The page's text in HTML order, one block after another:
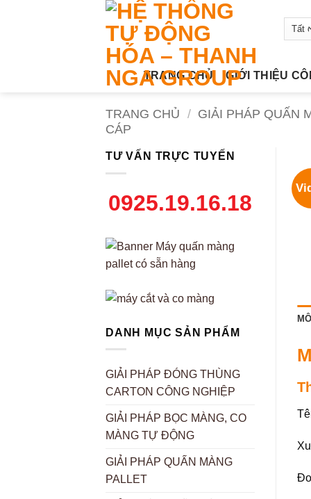
TRANG CHỦ GIỚI THIỆU
TRANG CHỦ / GIẢI PHÁP QUẤN
CÁP
TƯ VẤN TRỰC TUYẾN
0925.19.16.18
DANH MỤC SẢN PHẨM
GIẢI PHÁP ĐÓNG THÙNG
CARTON CÔNG NGHIỆP
GIẢI PHÁP BỌC MÀNG, CO
MÀNG TỰ ĐỘNG
GIẢI PHÁP QUẤN MÀNG
PALLET